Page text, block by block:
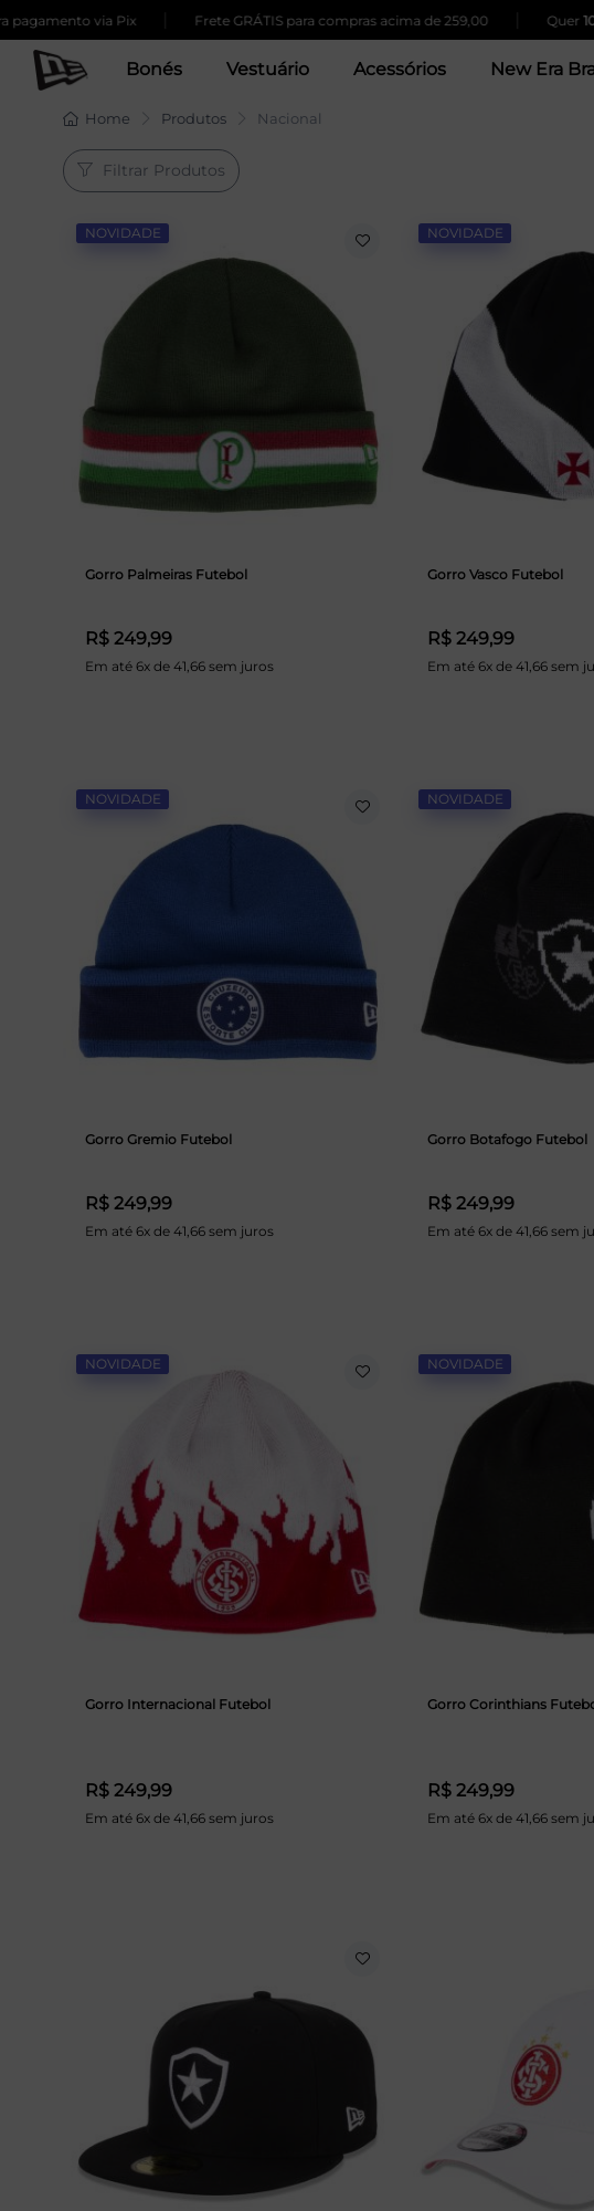
via Pix | Frete GRÁTIS para compras acima de 259,00 | Quer 10% OFFna
Bonés Vestuário Acessórios New Era
Home Produtos Nacional
Filtrar Produtos
NOVIDADE
Gorro Palmeiras Futebol
R$ 249,99
Em até 6x de 41,66 sem juros
NOVIDADE
Gorro Vasco Futebol
R$ 249,99
Em até 6x de 41,66 sem
NOVIDADE
Gorro Gremio Futebol
R$ 249,99
Em até 6x de 41,66 sem juros
NOVIDADE
Gorro Botafogo Futebol
R$ 249,99
Em até 6x de 41,66 sem
NOVIDADE
Gorro Internacional Futebol
R$ 249,99
Em até 6x de 41,66 sem juros
NOVIDADE
Gorro Corinthians
R$ 249,99
Em até 6x de 41,66 sem